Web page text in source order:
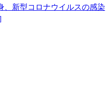
新型コロナウイルスの感染